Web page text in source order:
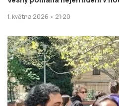
1. května 2026 • 21:20